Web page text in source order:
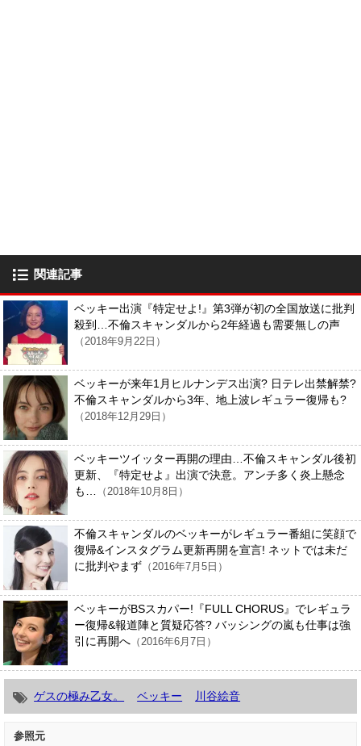
関連記事
ベッキー出演『特定せよ!』第3弾が初の全国放送に批判
殺到…不倫スキャンダルから2年経過も需要無しの声
（2018年9月22日）
ベッキーが来年1月ヒルナンデス出演? 日テレ出禁解禁?
不倫スキャンダルから3年、地上波レギュラー復帰も?
（2018年12月29日）
ベッキーツイッター再開の理由…不倫スキャンダル後初
更新、『特定せよ』出演で決意。アンチ多く炎上懸念
も… （2018年10月8日）
不倫スキャンダルのベッキーがレギュラー番組に笑顔で
復帰&インスタグラム更新再開を宣言! ネットでは未だ
に批判やまず （2016年7月5日）
ベッキーがBSスカパー!『FULL CHORUS』でレギュラ
ー復帰&報道陣と質疑応答? バッシングの嵐も仕事は強
引に再開へ （2016年6月7日）
ゲスの極み乙女。 ベッキー 川谷絵音
参照元